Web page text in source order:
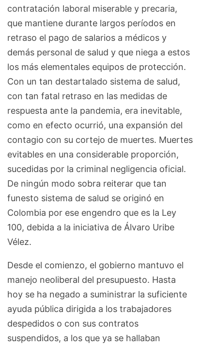
contratación laboral miserable y precaria,
que mantiene durante largos períodos en
retraso el pago de salarios a médicos y
demás personal de salud y que niega a estos
los más elementales equipos de protección.
Con un tan destartalado sistema de salud,
con tan fatal retraso en las medidas de
respuesta ante la pandemia, era inevitable,
como en efecto ocurrió, una expansión del
contagio con su cortejo de muertes. Muertes
evitables en una considerable proporción,
sucedidas por la criminal negligencia oficial.
De ningún modo sobra reiterar que tan
funesto sistema de salud se originó en
Colombia por ese engendro que es la Ley
100, debida a la iniciativa de Álvaro Uribe
Vélez.
Desde el comienzo, el gobierno mantuvo el
manejo neoliberal del presupuesto. Hasta
hoy se ha negado a suministrar la suficiente
ayuda pública dirigida a los trabajadores
despedidos o con sus contratos
suspendidos, a los que ya se hallaban